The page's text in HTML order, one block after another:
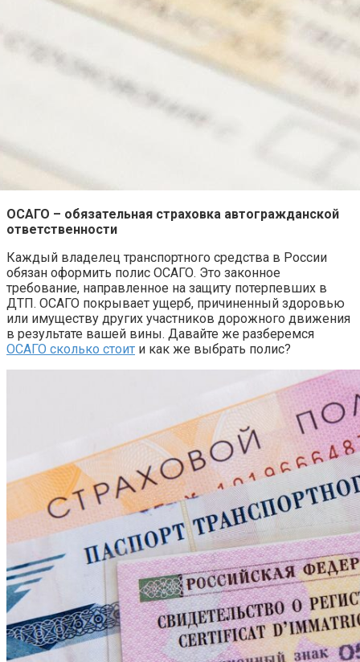
ОСАГО – обязательная страховка автогражданской
ответственности
Каждый владелец транспортного средства в России
обязан оформить полис ОСАГО. Это законное
требование, направленное на защиту потерпевших в
ДТП. ОСАГО покрывает ущерб, причиненный здоровью
или имуществу других участников дорожного движения
в результате вашей вины. Давайте же разберемся
ОСАГО сколько стоит и как же выбрать полис?